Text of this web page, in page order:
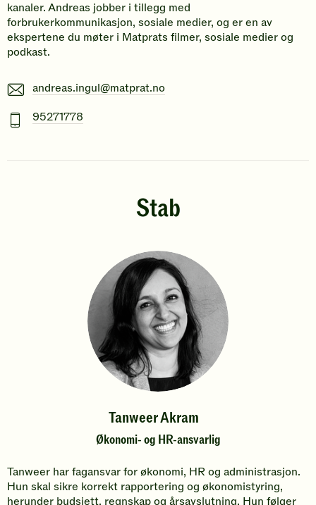
kanaler. Andreas jobber i tillegg med
forbrukerkommunikasjon, sosiale medier, og er en av
ekspertene du møter i Matprats filmer, sosiale medier og
podkast.
E-
andreas.ingul@matprat.no
Mobiltelefonnummer
95271778
Stab
Tanweer Akram
Økonomi- og HR-ansvarlig
Tanweer har fagansvar for økonomi, HR og administrasjon.
Hun skal sikre korrekt rapportering og økonomistyring,
herunder budsjett, regnskap og årsavslutning. Hun følger